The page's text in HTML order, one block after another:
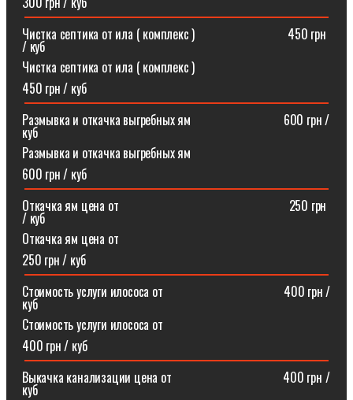
Чистка септика от ила ( комплекс )⠀⠀⠀⠀⠀⠀⠀⠀⠀⠀450 грн
/ куб
Чистка септика от ила ( комплекс )
450 грн / куб
Размывка и откачка выгребных ям⠀⠀⠀⠀⠀⠀⠀⠀⠀⠀600 грн /
куб
Размывка и откачка выгребных ям
600 грн / куб
Откачка ям цена от ⠀⠀⠀⠀⠀⠀⠀⠀⠀⠀⠀⠀⠀⠀⠀⠀⠀⠀250 грн
/ куб
Откачка ям цена от
250 грн / куб
Стоимость услуги илососа от⠀⠀⠀⠀⠀⠀⠀⠀⠀⠀⠀⠀⠀400 грн /
куб
Стоимость услуги илососа от
400 грн / куб
Выкачка канализации цена от⠀⠀⠀⠀⠀⠀⠀⠀⠀⠀⠀⠀400 грн /
куб